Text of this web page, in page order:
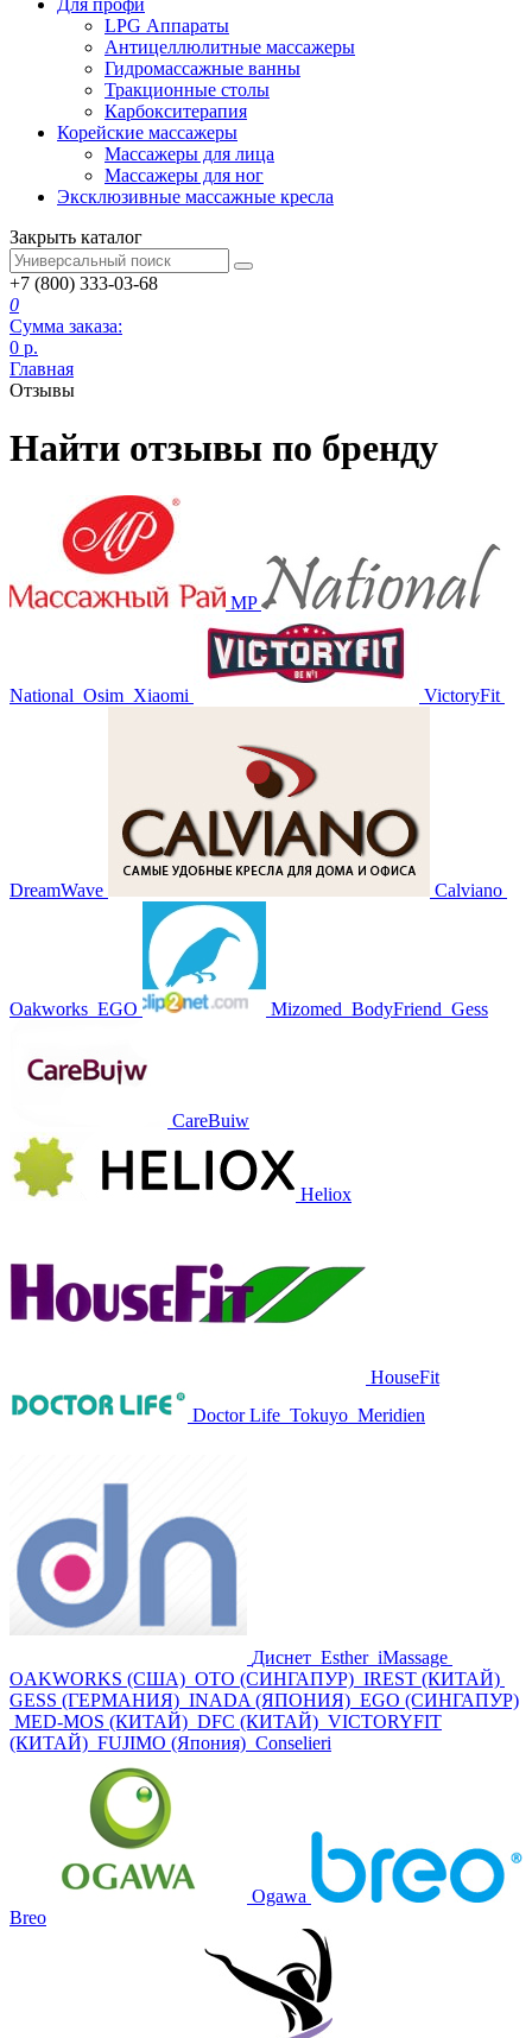
LPG Аппараты
Антицеллюлитные массажеры
Гидромассажные ванны
Тракционные столы
Карбокситерапия
Корейские массажеры
Массажеры для лица
Массажеры для ног
Эксклюзивные массажные кресла
Закрыть каталог
+7 (800) 333-03-68
0
Сумма заказа:
0 р.
Главная
Отзывы
Найти отзывы по бренду
MP
National Osim Xiaomi VictoryFit
DreamWave Calviano
Oakworks EGO Mizomed BodyFriend Gess
CareBuiw
Heliox
HouseFit
Doctor Life Tokuyo Meridien
Диснет Esther iMassage
OAKWORKS (США) ОТО (СИНГАПУР) IREST (КИТАЙ)
GESS (ГЕРМАНИЯ) INADA (ЯПОНИЯ) EGO (СИНГАПУР)
MED-MOS (КИТАЙ) DFC (КИТАЙ) VICTORYFIT
(КИТАЙ) FUJIMO (Япония) Conselieri
Ogawa
Breo